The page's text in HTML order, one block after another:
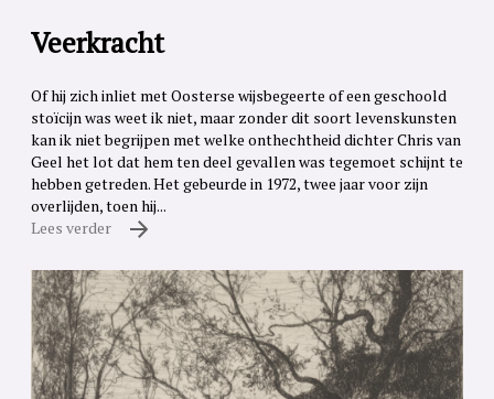
Veerkracht
Of hij zich inliet met Oosterse wijsbegeerte of een geschoold
stoïcijn was weet ik niet, maar zonder dit soort levenskunsten
kan ik niet begrijpen met welke onthechtheid dichter Chris van
Geel het lot dat hem ten deel gevallen was tegemoet schijnt te
hebben getreden. Het gebeurde in 1972, twee jaar voor zijn
overlijden, toen hij...
Lees verder